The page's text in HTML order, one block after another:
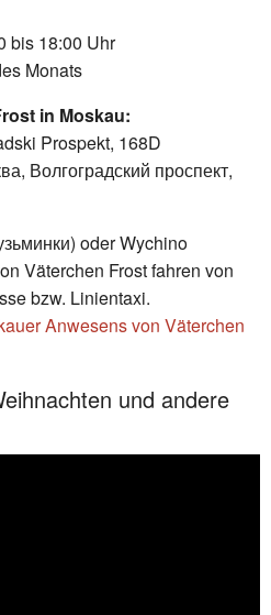
bis 18:00 Uhr
Monats
in Moskau:
Prospekt, 168D
Волгоградский проспект,
oder Wychino
Väterchen Frost fahren von
bzw. Linientaxi.
Anwesens von Väterchen
und andere